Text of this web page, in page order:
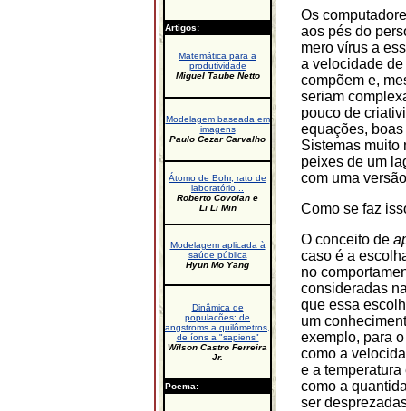
Artigos:
Matemática para a
produtividade
Miguel Taube Netto
Modelagem baseada em
imagens
Paulo Cezar Carvalho
Átomo de Bohr, rato de
laboratório...
Roberto Covolan e
Li Li Min
Modelagem aplicada à
saúde pública
Hyun Mo Yang
Dinâmica de
populacões: de
angstroms a quilômetros,
de íons a "sapiens"
Wilson Castro Ferreira
Jr.
Poema:
Os
aos pés do
mero vírus a
a velocidade
compõem e,
seriam
pouco de
equações,
Sistemas muito
peixes de um
com uma
Como se faz
O conceito de
caso é a
no
consideradas
que essa
um
exemplo, para
como a
e a
como a
ser